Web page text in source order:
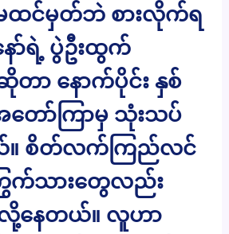
မထင်မှတ်ဘဲ စားလိုက်ရ
ာ်ရဲ့ ပွဲဦးထွက်
တာ နောက်ပိုင်း နှစ်
ော်ကြာမှ သုံးသပ်
။ စိတ်လက်ကြည်လင်
ကြွက်သားတွေလည်း
းလို့နေတယ်။ လူဟာ